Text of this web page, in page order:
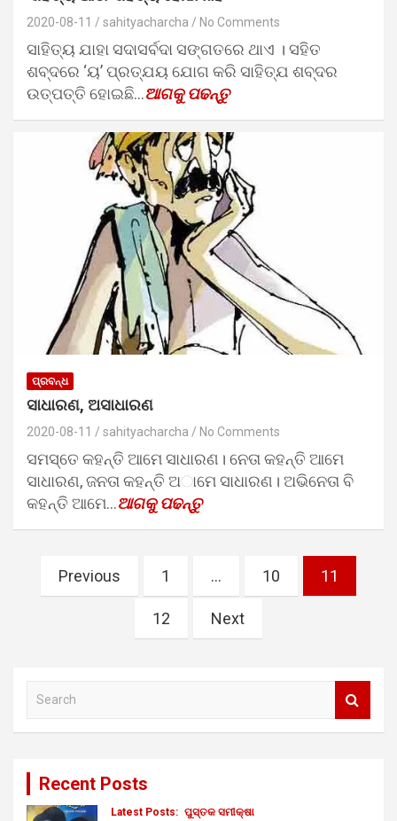
2020-08-11 sahityacharcha No Comments
ସାହିତ୍ୟ ଯାହା ସଦାସର୍ବଦା ସଙ୍ଗତରେ ଥାଏ । ସହିତ
ଶବ୍ଦରେ ‘ୟ’ ପ୍ରତ୍ଯୟ ଯୋଗ କରି ସାହିତ୍ଯ ଶବ୍ଦର
ଉତ୍ପତ୍ତି ହୋଇଛି…ଆଗକୁ ପଢନ୍ତୁ
ପ୍ରବନ୍ଧ
ସାଧାରଣ, ଅସାଧାରଣ
2020-08-11 sahityacharcha No Comments
ସମସ୍ତେ କହନ୍ତି ଆମେ ସାଧାରଣ। ନେତା କହନ୍ତି ଆମେ
ସାଧାରଣ, ଜନତା କହନ୍ତି ଅାମେ ସାଧାରଣ। ଅଭିନେତା ବି
କହନ୍ତି ଆମେ…ଆଗକୁ ପଢନ୍ତୁ
Posts
pagination
Previous 1 … 10 11
12 Next
a
h
Recent Posts
Latest Posts: ପୁସ୍ତକ ସମୀକ୍ଷା